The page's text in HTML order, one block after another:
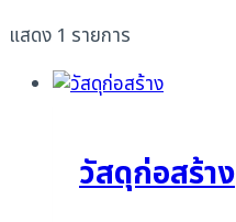
แสดง 1 รายการ
วัสดุก่อสร้าง